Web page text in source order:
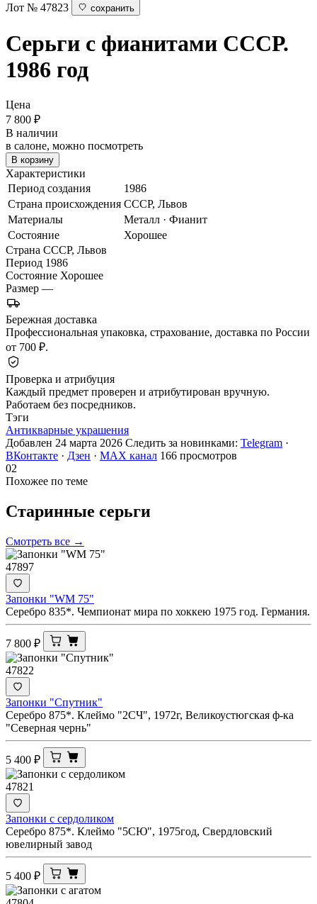
Лот № 47823
сохранить
Серьги с фианитами СССР.
1986 год
Цена
7 800 ₽
В наличии
в салоне, можно посмотреть
В корзину
Характеристики
Период создания
1986
Страна происхождения СССР, Львов
Материалы
Металл · Фианит
Состояние
Хорошее
Страна СССР, Львов
Период 1986
Состояние Хорошее
Размер —
Бережная доставка
Профессиональная упаковка, страхование, доставка по России
от 700 ₽.
Проверка и атрибуция
Каждый предмет проверен и атрибутирован вручную.
Работаем без посредников.
Тэги
Антикварные украшения
Добавлен 24 марта 2026 Следить за новинками: Telegram ·
ВКонтакте · Дзен · MAX канал 166 просмотров
02
Похожее по теме
Старинные серьги
Смотреть все →
47897
Запонки "WM 75"
Серебро 835*. Чемпионат мира по хоккею 1975 год. Германия.
7 800 ₽
47822
Запонки "Спутник"
Серебро 875*. Клеймо "2СЧ", 1972г, Великоустюгская ф-ка
"Северная чернь"
5 400 ₽
47821
Запонки с сердоликом
Серебро 875*. Клеймо "5СЮ", 1975год, Свердловский
ювелирный завод
5 400 ₽